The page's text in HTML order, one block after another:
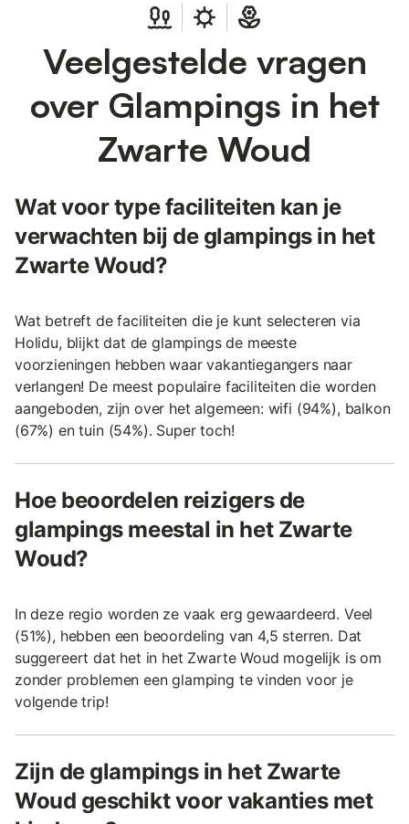
Veelgestelde vragen
over Glampings in het
Zwarte Woud
Wat voor type faciliteiten kan je
verwachten bij de glampings in het
Zwarte Woud?
Wat betreft de faciliteiten die je kunt selecteren via
Holidu, blijkt dat de glampings de meeste
voorzieningen hebben waar vakantiegangers naar
verlangen! De meest populaire faciliteiten die worden
aangeboden, zijn over het algemeen: wifi (94%), balkon
(67%) en tuin (54%). Super toch!
Hoe beoordelen reizigers de
glampings meestal in het Zwarte
Woud?
In deze regio worden ze vaak erg gewaardeerd. Veel
(51%), hebben een beoordeling van 4,5 sterren. Dat
suggereert dat het in het Zwarte Woud mogelijk is om
zonder problemen een glamping te vinden voor je
volgende trip!
Zijn de glampings in het Zwarte
Woud geschikt voor vakanties met